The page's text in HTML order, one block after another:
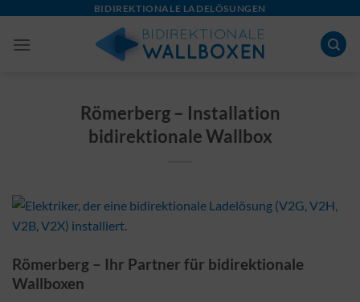
content
BIDIREKTIONALE LADELÖSUNGEN
Römerberg – Installation
bidirektionale Wallbox
Römerberg – Ihr Partner für bidirektionale
Wallboxen